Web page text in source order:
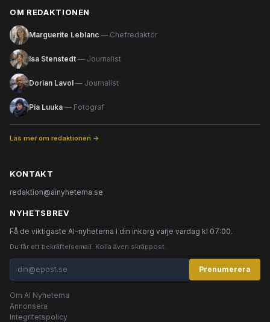
OM REDAKTIONEN
Marguerite Leblanc — Chefredaktör
Isa Stenstedt — Journalist
Dorian Lavol — Journalist
Pia Luuka — Fotograf
Läs mer om redaktionen →
KONTAKT
redaktion@ainyheterna.se
NYHETSBREV
Få de viktigaste AI-nyheterna i din inkorg varje vardag kl 07:00.
Du får ett bekräftelsemail. Kolla även skräppost.
Prenumerera
Om AI Nyheterna
Annonsera
Integritetspolicy